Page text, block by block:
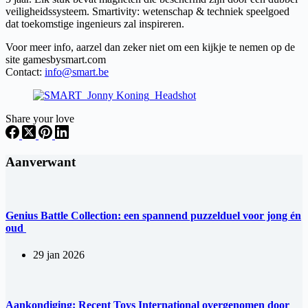
veiligheidssysteem. Smartivity: wetenschap & techniek speelgoed
dat toekomstige ingenieurs zal inspireren.
Voor meer info, aarzel dan zeker niet om een kijkje te nemen op de
site gamesbysmart.com
Contact: info@smart.be
Share your love
Aanverwant
Genius Battle Collection: een spannend puzzelduel voor jong én
oud
29 jan 2026
Aankondiging: Recent Toys International overgenomen door